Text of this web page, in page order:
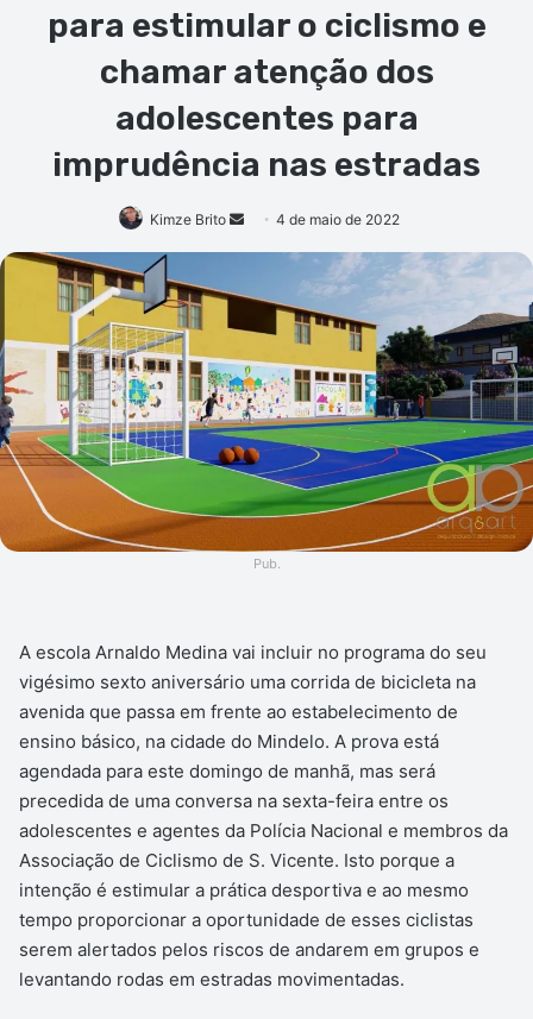
para estimular o ciclismo e
chamar atenção dos
adolescentes para
imprudência nas estradas
Kimze Brito
Mande
mail
4 de maio de 2022
Pub.
A escola Arnaldo Medina vai incluir no programa do seu
vigésimo sexto aniversário uma corrida de bicicleta na
avenida que passa em frente ao estabelecimento de
ensino básico, na cidade do Mindelo. A prova está
agendada para este domingo de manhã, mas será
precedida de uma conversa na sexta-feira entre os
adolescentes e agentes da Polícia Nacional e membros da
Associação de Ciclismo de S. Vicente. Isto porque a
intenção é estimular a prática desportiva e ao mesmo
tempo proporcionar a oportunidade de esses ciclistas
serem alertados pelos riscos de andarem em grupos e
levantando rodas em estradas movimentadas.